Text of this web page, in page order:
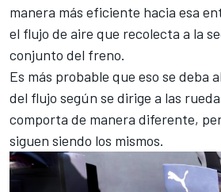
manera más eficiente hacia esa
el flujo de aire que recolecta a la
conjunto del freno.
Es más probable que eso se deba
del flujo según se dirige a las
comporta de manera diferente,
siguen siendo los mismos.